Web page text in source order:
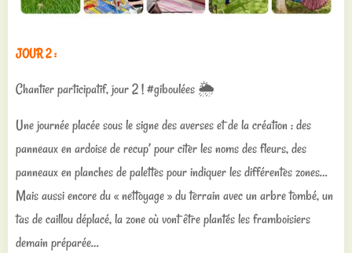
JOUR 2 :
Chantier participatif, jour 2 ! #giboulées 🌦️
Une journée placée sous le signe des averses et de la création : des
panneaux en ardoise de recup’ pour citer les noms des fleurs, des
panneaux en planches de palettes pour indiquer les différentes zones…
Mais aussi encore du « nettoyage » du terrain avec un arbre tombé, un
tas de caillou déplacé, la zone où vont être plantés les framboisiers
demain préparée…